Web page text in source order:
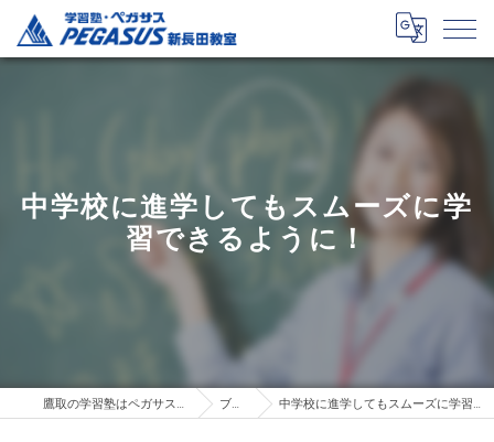
中学校に進学してもスムーズに学
習できるように！
鷹取の学習塾はペガサス新長田教室 ブログ 中学校に進学してもスムーズに学習できるように！